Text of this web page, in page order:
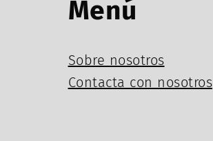
Menú
Sobre nosotros
Contacta con nosotros